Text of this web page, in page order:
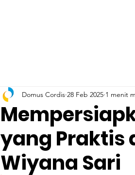
yang Praktis
Wiyana Sari
Domus Cordis 28 Feb 2025 1 menit